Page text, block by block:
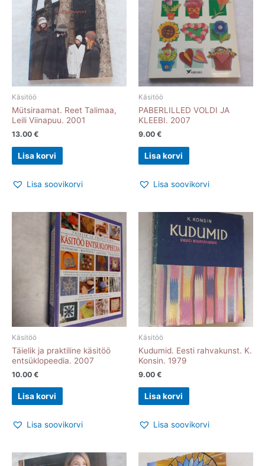
Käsitöö
Mütsiraamat. Reet Talimaa,
Leili Viinapuu. 2001
13.00 €
Lisa korvi
Lisa soovikorvi
Käsitöö
PABERLILLED VOLDI JA
KLEEBI. 2007
9.00 €
Lisa korvi
Lisa soovikorvi
Käsitöö
Täielik ja praktiline käsitöö
entsüklopeedia. 2007
10.00 €
Lisa korvi
Lisa soovikorvi
Käsitöö
Kudumid. Eesti rahvakunst. K.
Konsin. 1979
9.00 €
Lisa korvi
Lisa soovikorvi